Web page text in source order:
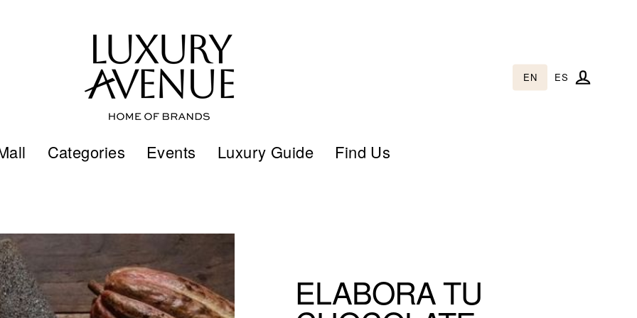
EN ES
Categories Events Luxury Guide Find Us
ELABORA TU